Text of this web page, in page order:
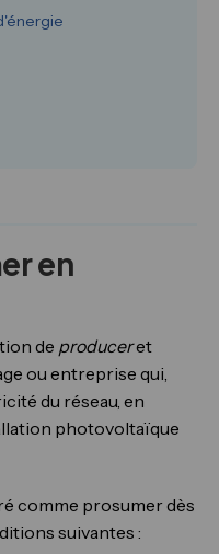
en
de produceret
ou entreprise qui,
du réseau, en
photovoltaïque
comme prosumer dès
suivantes :